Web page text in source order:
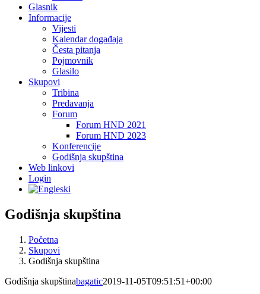
Glasnik
Informacije
Vijesti
Kalendar događaja
Česta pitanja
Pojmovnik
Glasilo
Skupovi
Tribina
Predavanja
Forum
Forum HND 2021
Forum HND 2023
Konferencije
Godišnja skupština
Web linkovi
Login
Godišnja skupština
Početna
Skupovi
Godišnja skupština
Godišnja skupštinabagatic2019-11-05T09:51:51+00:00